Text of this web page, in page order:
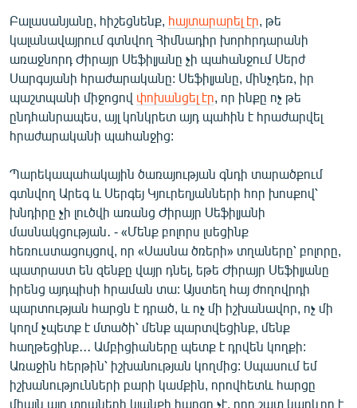
Բալասանյանը, հիշեցնենք, հայտարարել էր , թե
կալանավայրում գտնվող Հիմնադիր խորհրդարանի
առաջնորդ Ժիրայր Սեֆիլյանը չի պահանջում Սերժ
Սարգսյանի հրաժարականը: Սեֆիլյանը, մինչդեռ, իր
պաշտպանի միջոցով փոխանցել էր , որ ինքը ոչ թե
ընդհանրապես, այլ կոնկրետ այդ պահին է հրաժարվել
հրաժարականի պահանջից:
Պարեկապահակային ծառայության գնդի տարածքում
գտնվող Արեգ և Սերգեյ Կյուրեղյանների հոր խոսքով՝
խնդիրը չի լուծվի առանց Ժիրայր Սեֆիլյանի
մասնակցության․ - «Մենք բոլորս լսեցինք
հեռուստացույցով, որ «Սասնա ծռերի» տղաները՝ բոլորը,
պատրաստ են զենքը վայր դնել, եթե Ժիրայր Սեֆիլյանը
իրենց այդպիսի հրաման տա: Այստեղ հայ ժողովրդի
պարտության հարցն է դրած, և ոչ մի իշխանավոր, ոչ մի
կողմ չպետք է մտածի՝ մենք պարտվեցինք, մենք
հաղթեցինք․․․ Ամբիցիաները պետք է դրվեն կողքի:
Առաջին հերթին՝ իշխանության կողմից: Սպասում եմ
իշխանությունների բարի կամքին, որովհետև հարցը
միայն այդ տղաների կյանքի հարցը չէ, որը շատ կարևոր է